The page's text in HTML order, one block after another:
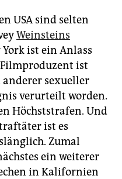
USA sind selten
Weinsteins
ist ein Anlass
ist
sexueller
verurteilt worden.
Höchststrafen. Und
ist es
Zumal
ein weiterer
in Kalifornien